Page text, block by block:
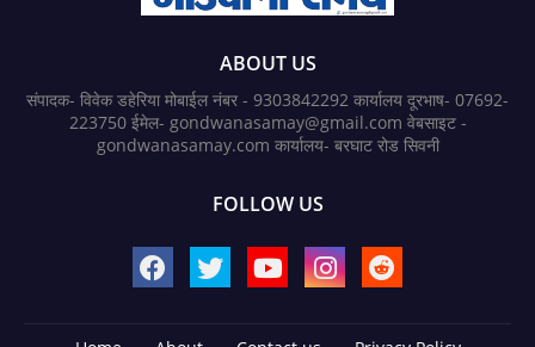
ABOUT US
संपादक- विवेक डहेरिया मोबाईल नंबर - 9303842292 कार्यालय दूरभाष- 07692-
223750 ईमेल- gondwanasamay@gmail.com वेबसाइट -
gondwanasamay.com कार्यालय- बरघाट रोड सिवनी
FOLLOW US